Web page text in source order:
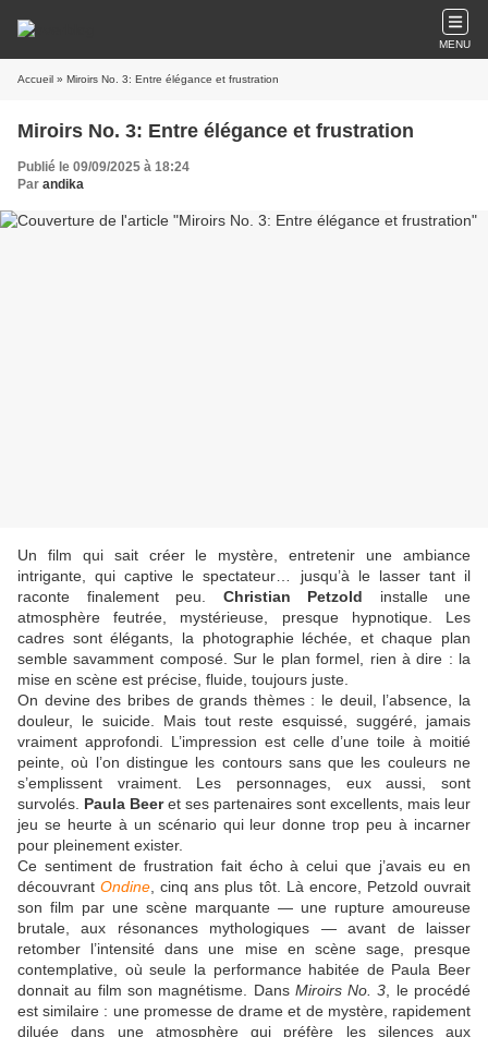
MENU
Accueil » Miroirs No. 3: Entre élégance et frustration
Miroirs No. 3: Entre élégance et frustration
Publié le 09/09/2025 à 18:24
Par andika
Un film qui sait créer le mystère, entretenir une ambiance
intrigante, qui captive le spectateur… jusqu’à le lasser tant il
raconte finalement peu. Christian Petzold installe une
atmosphère feutrée, mystérieuse, presque hypnotique. Les
cadres sont élégants, la photographie léchée, et chaque plan
semble savamment composé. Sur le plan formel, rien à dire : la
mise en scène est précise, fluide, toujours juste.
On devine des bribes de grands thèmes : le deuil, l’absence, la
douleur, le suicide. Mais tout reste esquissé, suggéré, jamais
vraiment approfondi. L’impression est celle d’une toile à moitié
peinte, où l’on distingue les contours sans que les couleurs ne
s’emplissent vraiment. Les personnages, eux aussi, sont
survolés. Paula Beeret ses partenaires sont excellents, mais leur
jeu se heurte à un scénario qui leur donne trop peu à incarner
pour pleinement exister.
Ce sentiment de frustration fait écho à celui que j’avais eu en
découvrantOndine , cinq ans plus tôt. Là encore, Petzold ouvrait
son film par une scène marquante — une rupture amoureuse
brutale, aux résonances mythologiques — avant de laisser
retomber l’intensité dans une mise en scène sage, presque
contemplative, où seule la performance habitée de Paula Beer
donnait au film son magnétisme. Dans Miroirs No. 3 , le procédé
est similaire : une promesse de drame et de mystère, rapidement
diluée dans une atmosphère qui préfère les silences aux